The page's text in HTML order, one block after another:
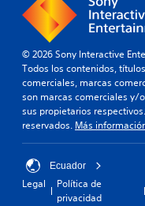
© 2026 Sony Interactive
Todos los contenidos,
comerciales, marcas
son marcas comerciales y/
sus propietarios
reservados. Más
Ecuador
Legal
Política de
privacidad